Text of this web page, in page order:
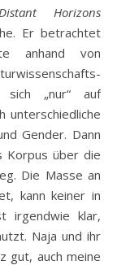
Horizons
Er betrachtet
anhand von
„nur“ auf
unterschiedliche
Gender. Dann
Korpus über die
Die Masse an
kann keiner in
irgendwie klar,
Naja und ihr
gut, auch meine